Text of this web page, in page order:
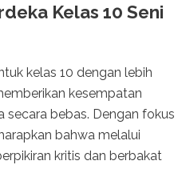
Kelas 10 Seni
kelas 10 dengan lebih
kesempatan
secara bebas. Dengan fokus
bahwa melalui
kritis dan berbakat